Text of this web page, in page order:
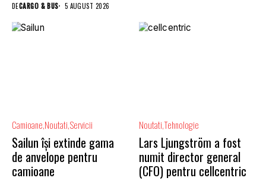
DECARGO & BUS 5 AUGUST 2026
Camioane Noutati Servicii
Sailun își extinde gama
de anvelope pentru
camioane
NoutatiTehnologie
Lars Ljungström a fost
numit director general
(CFO) pentru cellcentric